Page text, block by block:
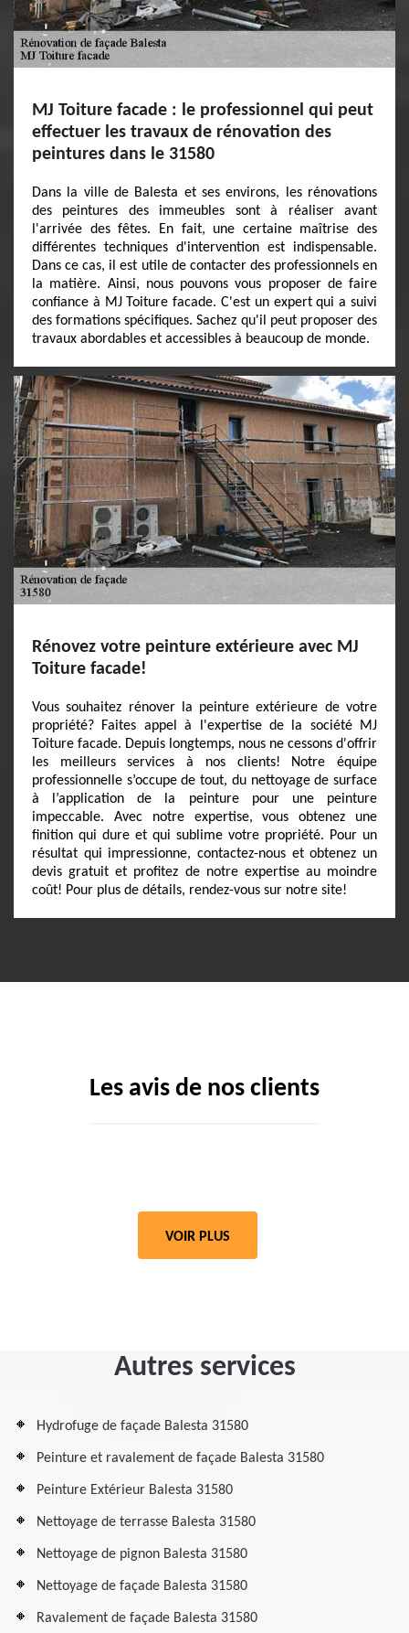
MJ Toiture facade : le professionnel qui peut
effectuer les travaux de rénovation des
peintures dans le 31580
Dans la ville de Balesta et ses environs, les rénovations
des peintures des immeubles sont à réaliser avant
l'arrivée des fêtes. En fait, une certaine maîtrise des
différentes techniques d'intervention est indispensable.
Dans ce cas, il est utile de contacter des professionnels en
la matière. Ainsi, nous pouvons vous proposer de faire
confiance à MJ Toiture facade. C'est un expert qui a suivi
des formations spécifiques. Sachez qu'il peut proposer des
travaux abordables et accessibles à beaucoup de monde.
Rénovez votre peinture extérieure avec MJ
Toiture facade!
Vous souhaitez rénover la peinture extérieure de votre
propriété? Faites appel à l'expertise de la société MJ
Toiture facade. Depuis longtemps, nous ne cessons d'offrir
les meilleurs services à nos clients! Notre équipe
professionnelle s’occupe de tout, du nettoyage de surface
à l’application de la peinture pour une peinture
impeccable. Avec notre expertise, vous obtenez une
finition qui dure et qui sublime votre propriété. Pour un
résultat qui impressionne, contactez-nous et obtenez un
devis gratuit et profitez de notre expertise au moindre
coût! Pour plus de détails, rendez-vous sur notre site!
Les avis de nos clients
VOIR PLUS
Autres services
Hydrofuge de façade Balesta 31580
Peinture et ravalement de façade Balesta 31580
Peinture Extérieur Balesta 31580
Nettoyage de terrasse Balesta 31580
Nettoyage de pignon Balesta 31580
Nettoyage de façade Balesta 31580
Ravalement de façade Balesta 31580